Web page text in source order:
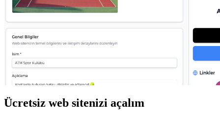
Ücretsiz web sitenizi açalım